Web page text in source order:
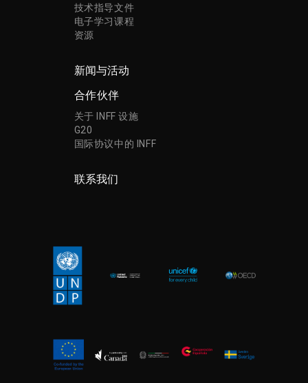
技术指导文件
电子学习课程
资源
新闻与活动
合作伙伴
关于 INFF 设施
G20
国际协议中的 INFF
联系我们